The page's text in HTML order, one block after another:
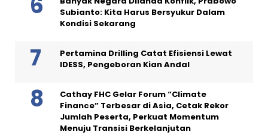
Subianto: Kita Harus Bersyukur Dalam
Kondisi Sekarang
Pertamina Drilling Catat Efisiensi Lewat
IDESS, Pengeboran Kian Andal
Cathay FHC Gelar Forum “Climate
Finance” Terbesar di Asia, Cetak Rekor
Jumlah Peserta, Perkuat Momentum
Menuju Transisi Berkelanjutan